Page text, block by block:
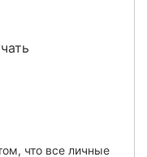
что все личные